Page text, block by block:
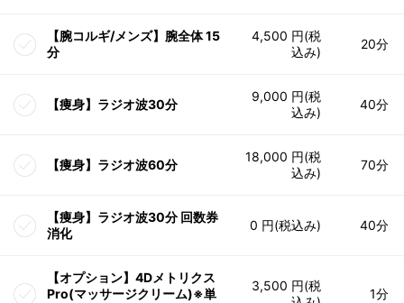
【腕コルギ/メンズ】腕全体 15
分
4,500 円(税
込み)
20分
【痩身】ラジオ波30分
9,000 円(税
込み)
40分
【痩身】ラジオ波60分
18,000 円(税
込み)
70分
【痩身】ラジオ波30分 回数券
消化
0 円(税込み) 40分
【オプション】4Dメトリクス
Pro(マッサージクリーム)※単
3,500 円(税
1分